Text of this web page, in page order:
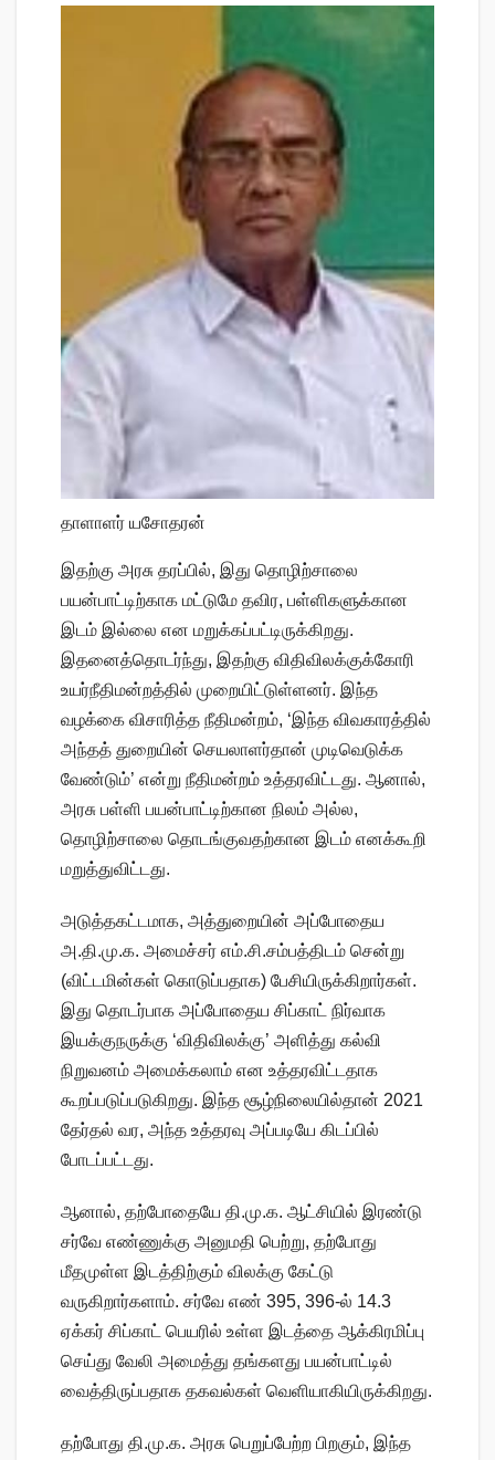
தாளாளர் யசோதரன்
இதற்கு அரசு தரப்பில், இது தொழிற்சாலை
பயன்பாட்டிற்காக மட்டுமே தவிர, பள்ளிகளுக்கான
இடம் இல்லை என மறுக்கப்பட்டிருக்கிறது.
இதனைத்தொடர்ந்து, இதற்கு விதிவிலக்குக்கோரி
உயர்நீதிமன்றத்தில் முறையிட்டுள்ளனர். இந்த
வழக்கை விசாரித்த நீதிமன்றம், ‘இந்த விவகாரத்தில்
அந்தத் துறையின் செயலாளர்தான் முடிவெடுக்க
வேண்டும்’ என்று நீதிமன்றம் உத்தரவிட்டது. ஆனால்,
அரசு பள்ளி பயன்பாட்டிற்கான நிலம் அல்ல,
தொழிற்சாலை தொடங்குவதற்கான இடம் எனக்கூறி
மறுத்துவிட்டது.
அடுத்தகட்டமாக, அத்துறையின் அப்போதைய
அ.தி.மு.க. அமைச்சர் எம்.சி.சம்பத்திடம் சென்று
(விட்டமின்கள் கொடுப்பதாக) பேசியிருக்கிறார்கள்.
இது தொடர்பாக அப்போதைய சிப்காட் நிர்வாக
இயக்குநருக்கு ‘விதிவிலக்கு’ அளித்து கல்வி
நிறுவனம் அமைக்கலாம் என உத்தரவிட்டதாக
கூறப்படுப்படுகிறது. இந்த சூழ்நிலையில்தான் 2021
தேர்தல் வர, அந்த உத்தரவு அப்படியே கிடப்பில்
போடப்பட்டது.
ஆனால், தற்போதையே தி.மு.க. ஆட்சியில் இரண்டு
சர்வே எண்ணுக்கு அனுமதி பெற்று, தற்போது
மீதமுள்ள இடத்திற்கும் விலக்கு கேட்டு
வருகிறார்களாம். சர்வே எண் 395, 396-ல் 14.3
ஏக்கர் சிப்காட் பெயரில் உள்ள இடத்தை ஆக்கிரமிப்பு
செய்து வேலி அமைத்து தங்களது பயன்பாட்டில்
வைத்திருப்பதாக தகவல்கள் வெளியாகியிருக்கிறது.
தற்போது தி.மு.க. அரசு பெறுப்பேற்ற பிறகும், இந்த